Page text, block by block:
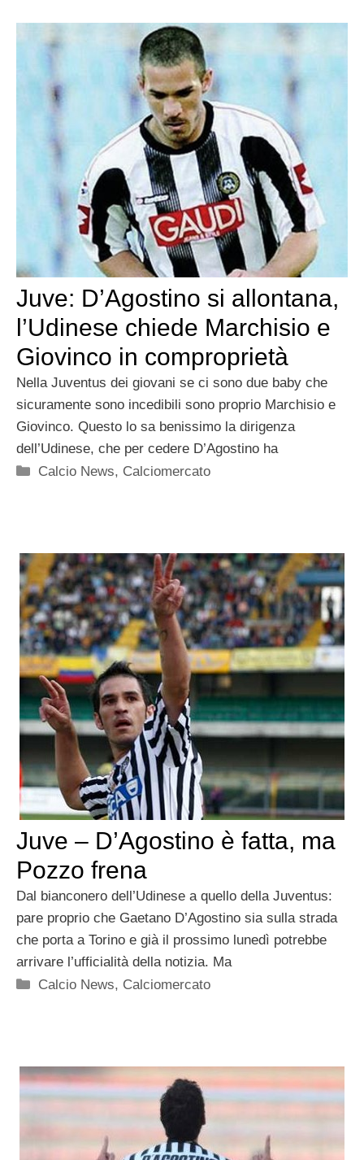
Juve: D’Agostino si allontana,
l’Udinese chiede Marchisio e
Giovinco in comproprietà
Nella Juventus dei giovani se ci sono due baby che
sicuramente sono incedibili sono proprio Marchisio e
Giovinco. Questo lo sa benissimo la dirigenza
dell’Udinese, che per cedere D’Agostino ha
Categorie
Calcio News, Calciomercato
Juve – D’Agostino è fatta, ma
Pozzo frena
Dal bianconero dell’Udinese a quello della Juventus:
pare proprio che Gaetano D’Agostino sia sulla strada
che porta a Torino e già il prossimo lunedì potrebbe
arrivare l’ufficialità della notizia. Ma
Categorie
Calcio News, Calciomercato